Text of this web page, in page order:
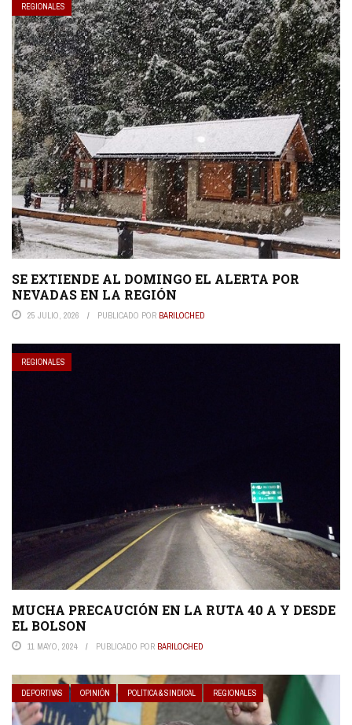
REGIONALES
SE EXTIENDE AL DOMINGO EL ALERTA POR
NEVADAS EN LA REGIÓN
25 JULIO, 2026 PUBLICADO POR BARILOCHED
REGIONALES
MUCHA PRECAUCIÓN EN LA RUTA 40 A Y DESDE
EL BOLSON
11 MAYO, 2024 PUBLICADO POR BARILOCHED
DEPORTIVAS OPINIÓN POLÍTICA & SINDICAL REGIONALES